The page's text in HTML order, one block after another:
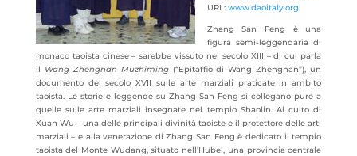
URL: www.daoitaly.org
Zhang San Feng è una
figura semi-leggendaria di
monaco taoista cinese – sarebbe vissuto nel secolo XIII – di cui parla
il Wang Zhengnan Muzhiming (“Epitaffio diWang Zhengnan”), un
documento del secolo XVII sulle arte marziali praticate in ambito
taoista. Le storie e leggende su Zhang San Feng si collegano pure a
quelle sulle arte marziali insegnate nel tempio Shaolin. Al culto di
Xuan Wu – una delle principali divinità taoiste e il protettore delle arti
marziali – e alla venerazione di Zhang San Feng è dedicato il tempio
taoista del Monte Wudang, situato nell’Hubei, una provincia centrale